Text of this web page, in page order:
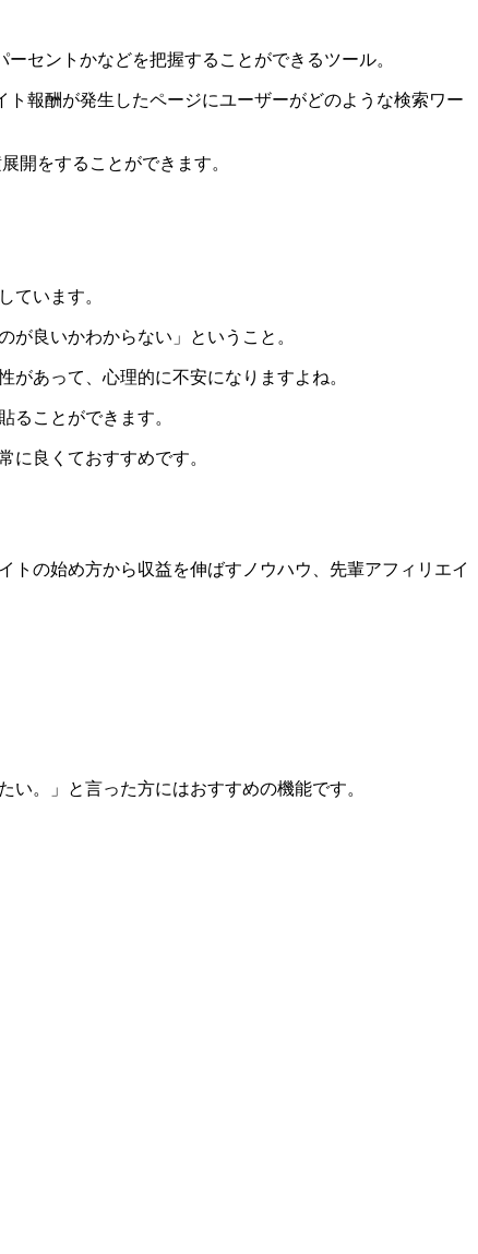
セントかなどを把握することができるツール。
報酬が発生したページにユーザーがどのような検索ワー
開をすることができます。
ています。
良いかわからない」ということ。
あって、心理的に不安になりますよね。
ることができます。
に良くておすすめです。
トの始め方から収益を伸ばすノウハウ、先輩アフィリエイ
。」と言った方にはおすすめの機能です。